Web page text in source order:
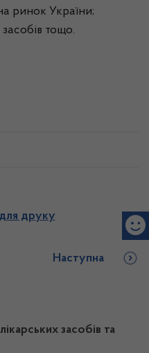
ринок України;
засобів тощо.
друку
Наступна
засобів та